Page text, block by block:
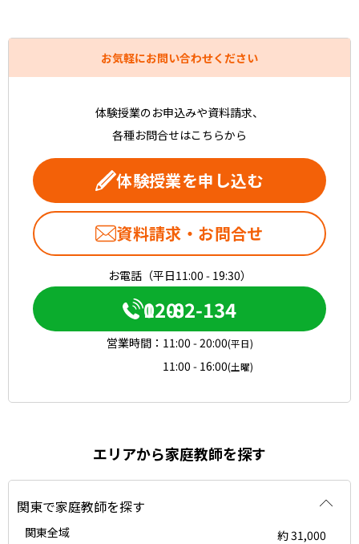
お気軽にお問い合わせください
体験授業のお申込みや資料請求、
各種お問合せはこちらから
体験授業を申し込む
資料請求・お問合せ
お電話（平日11:00 - 19:30）
0120-082-134
営業時間： 11:00 - 20:00(平日)
11:00 - 16:00(土曜)
エリアから家庭教師を探す
関東で家庭教師を探す
関東全域
約 31,000